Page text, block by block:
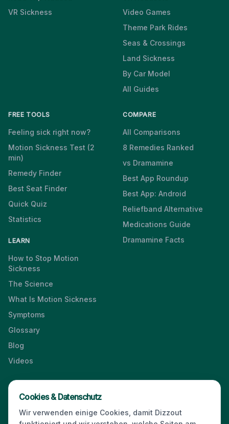
VR Sickness
Video Games
Theme Park Rides
Seas & Crossings
Land Sickness
By Car Model
All Guides
FREE TOOLS
Feeling sick right now?
Motion Sickness Test (2
min)
Remedy Finder
Best Seat Finder
Quick Quiz
Statistics
LEARN
How to Stop Motion
Sickness
The Science
What Is Motion Sickness
Symptoms
Glossary
Blog
Videos
COMPARE
All Comparisons
8 Remedies Ranked
vs Dramamine
Best App Roundup
Best App: Android
Reliefband Alternative
Medications Guide
Dramamine Facts
Press & Media Kit Contact·Privacy Partners For Business
Cookies & Datenschutz
Wir verwenden einige Cookies, damit Dizzout